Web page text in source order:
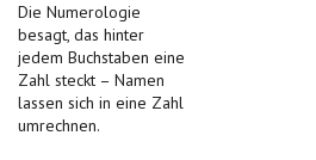
Die Numerologie
besagt, das hinter
jedem Buchstaben eine
Zahl steckt – Namen
lassen sich in eine Zahl
umrechnen.